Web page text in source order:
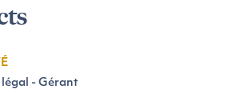
- Gérant